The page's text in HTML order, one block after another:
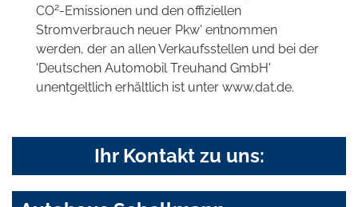
CO2-Emissionen und den offiziellen
Stromverbrauch neuer Pkw' entnommen
werden, der an allen Verkaufsstellen und bei der
'Deutschen Automobil Treuhand GmbH'
unentgeltlich erhältlich ist unter www.dat.de.
Ihr Kontakt zu uns: